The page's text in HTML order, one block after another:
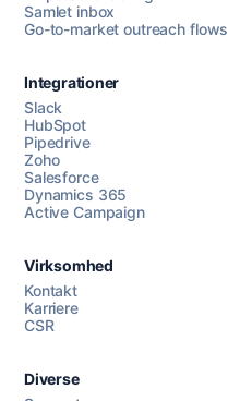
Chat med os
AI Campaign Assist
Samlet inbox
Go-to-market outreach flows
Integrationer
Slack
HubSpot
Pipedrive
Zoho
Salesforce
Dynamics 365
Active Campaign
Virksomhed
Kontakt
Karriere
CSR
Diverse